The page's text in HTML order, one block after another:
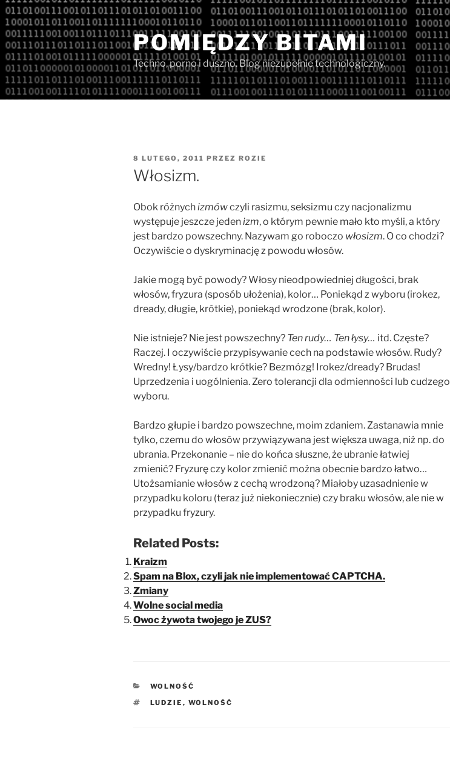
Przejdź
do
treści
POMIĘDZY BITAMI
Techno, porno i duszno. Blog niezupełnie technologiczny.
OPUBLIKOWANE
W
8 LUTEGO, 2011 PRZEZ ROZIE
Włosizm.
Obok różnychizmówczyli rasizmu, seksizmu czy nacjonalizmu
występuje jeszcze jedenizm, o którym pewnie mało kto myśli, a który
jest bardzo powszechny. Nazywam go roboczo włosizm. O co chodzi?
Oczywiście o dyskryminację z powodu włosów.
Jakie mogą być powody? Włosy nieodpowiedniej długości, brak
włosów, fryzura (sposób ułożenia), kolor… Poniekąd z wyboru (irokez,
dready, długie, krótkie), poniekąd wrodzone (brak, kolor).
Nie istnieje? Nie jest powszechny? Ten rudy… Ten łysy… itd. Częste?
Raczej. I oczywiście przypisywanie cech na podstawie włosów. Rudy?
Wredny! Łysy/bardzo krótkie? Bezmózg! Irokez/dready? Brudas!
Uprzedzenia i uogólnienia. Zero tolerancji dla odmienności lub cudzego
wyboru.
Bardzo głupie i bardzo powszechne, moim zdaniem. Zastanawia mnie
tylko, czemu do włosów przywiązywana jest większa uwaga, niż np. do
ubrania. Przekonanie – nie do końca słuszne, że ubranie łatwiej
zmienić? Fryzurę czy kolor zmienić można obecnie bardzo łatwo…
Utożsamianie włosów z cechą wrodzoną? Miałoby uzasadnienie w
przypadku koloru (teraz już niekoniecznie) czy braku włosów, ale nie w
przypadku fryzury.
Related Posts:
Kraizm
Spam na Blox, czyli jak nie implementować CAPTCHA.
Zmiany
Wolne social media
Owoc żywota twojego je ZUS?
KATEGORIE
WOLNOŚĆ
TAGI
LUDZIE , WOLNOŚĆ